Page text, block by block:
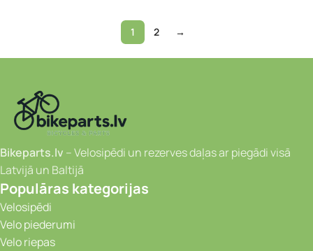
1 2 →
Bikeparts.lv – Velosipēdi un rezerves daļas ar piegādi visā
Latvijā un Baltijā
Populāras kategorijas
Velosipēdi
Velo piederumi
Velo riepas